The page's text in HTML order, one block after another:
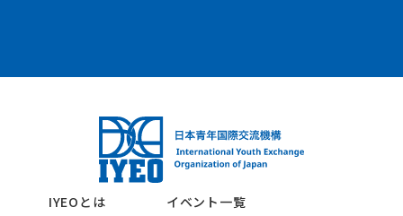
IYEOとは
イベント一覧